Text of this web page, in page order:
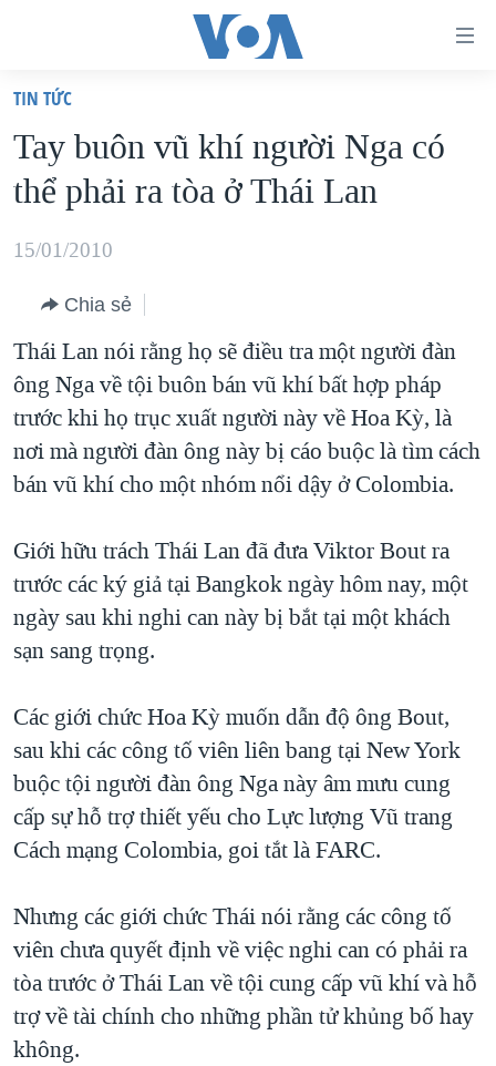
truy
cập
Tới
dung
chính
điều
hướng
chính
Đi
tới
VIỆT NAM
HOA KỲ
BIỂN ĐÔNG
BLOG
DIỄN ĐÀN
MỤC
TỰ DO BÁO CHÍ
VẠCH TRẦN TIN GIẢ
ĐỜI SỐNG
VĂN HOÁ
THỂ THAO
GIÁO DỤC
CHUYÊN ĐỀ
CHIẾN TRANH THƯƠNG MẠI CỦA MỸ: QUÁ KHỨ VÀ HIỆN
HÀNH TRÌNH BẦU CỬ 2024
MỘT NĂM CHIẾN TRANH TẠI DẢI GAZA
GIẢI MÃ VÀNH ĐAI & CON ĐƯỜNG
NGÀY TỊ NẠN THẾ GIỚI
GROUND ZERO – XƯA VÀ NAY
CHI PHÍ CHIẾN TRANH AFGHANISTAN
CÁC GIÁ TRỊ CỘNG HÒA Ở VIỆT NAM
THƯỢNG ĐỈNH TRUMP-KIM TẠI VIỆT NAM
NGƯ DÂN VIỆT VÀ LÀN SÓNG TRỘM HẢI SÂM
BÊN KIA QUỐC LỘ: TIẾNG VỌNG TỪ NÔNG THÔN MỸ
QUAN HỆ VIỆT MỸ
HỌC TIẾNG ANH
NGHE
MẠNG XÃ HỘI
Ngôn ngữ khác
TIN TỨC
Tay buôn vũ khí người Nga có
thể phải ra tòa ở Thái Lan
15/01/2010
Chia sẻ
Thái Lan nói rằng họ sẽ điều tra một người đàn
ông Nga về tội buôn bán vũ khí bất hợp pháp
trước khi họ trục xuất người này về Hoa Kỳ, là
nơi mà người đàn ông này bị cáo buộc là tìm cách
bán vũ khí cho một nhóm nổi dậy ở Colombia.
Giới hữu trách Thái Lan đã đưa Viktor Bout ra
trước các ký giả tại Bangkok ngày hôm nay, một
ngày sau khi nghi can này bị bắt tại một khách
sạn sang trọng.
Các giới chức Hoa Kỳ muốn dẫn độ ông Bout,
sau khi các công tố viên liên bang tại New York
buộc tội người đàn ông Nga này âm mưu cung
cấp sự hỗ trợ thiết yếu cho Lực lượng Vũ trang
Cách mạng Colombia, goi tắt là FARC.
Nhưng các giới chức Thái nói rằng các công tố
viên chưa quyết định về việc nghi can có phải ra
tòa trước ở Thái Lan về tội cung cấp vũ khí và hỗ
trợ về tài chính cho những phần tử khủng bố hay
không.